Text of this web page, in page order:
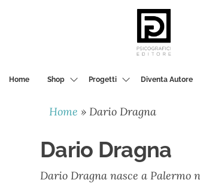
Home Shop Progetti Diventa Autore
Home »Dario Dragna
Dario Dragna
Dario Dragna nasce a Palermo